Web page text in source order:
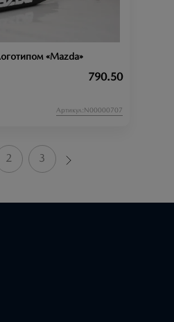
«Mazda»
790.50
Артикул:N00000707
2 3